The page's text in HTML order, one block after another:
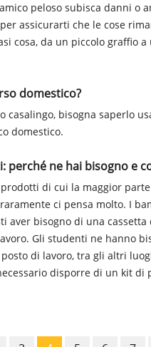
peloso subisca danni o
assicurarti che le cose
cosa, da un piccolo graffio
domestico?
casalingo, bisogna saperlo
domestico.
perché ne hai bisogno e
di cui la maggior
ci pensa molto. I
aver bisogno di una
Gli studenti ne hanno
di lavoro, tra gli altri
disporre di un kit di